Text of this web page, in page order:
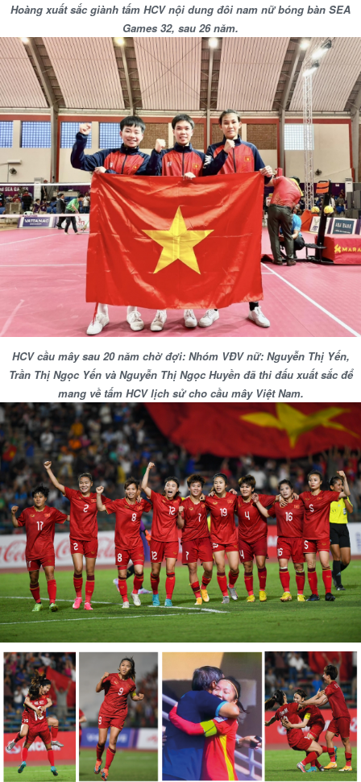
Hoàng xuất sắc giành tấm HCV nội dung đôi nam nữ bóng bàn SEA
Games 32, sau 26 năm.
HCV cầu mây sau 20 năm chờ đợi: Nhóm VĐV nữ: Nguyễn Thị Yến,
Trần Thị Ngọc Yến và Nguyễn Thị Ngọc Huyền đã thi đấu xuất sắc để
mang về tấm HCV lịch sử cho cầu mây Việt Nam.